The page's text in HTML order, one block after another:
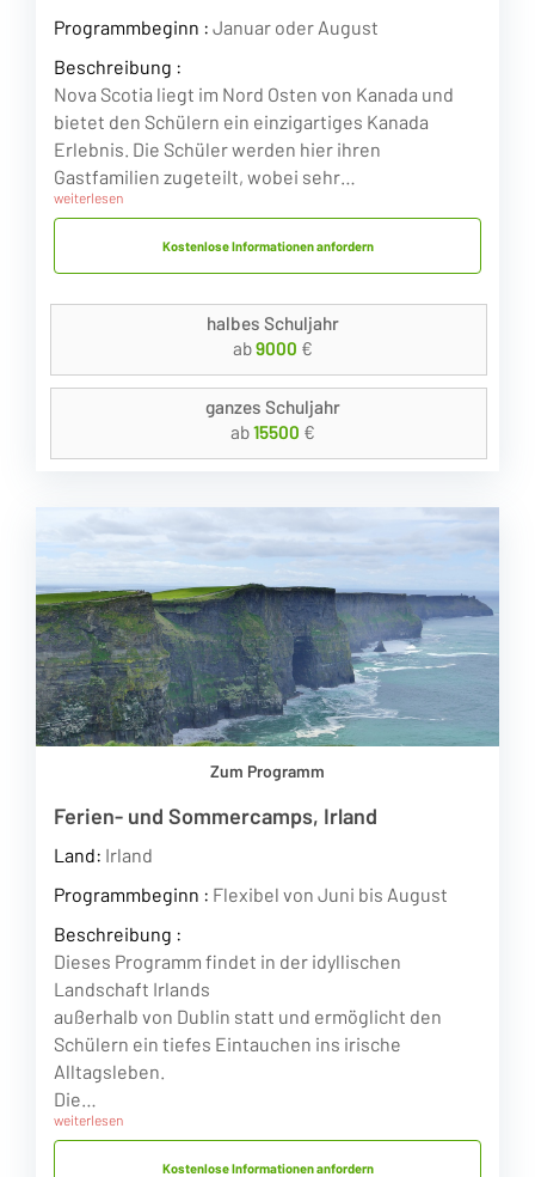
Programmbeginn : Januar oder August
Beschreibung :
Nova Scotia liegt im Nord Osten von Kanada und
bietet den Schülern ein einzigartiges Kanada
Erlebnis. Die Schüler werden hier ihren
Gastfamilien zugeteilt, wobei sehr…
weiterlesen
Kostenlose Informationen anfordern
halbes Schuljahr
ab9000 €
ganzes Schuljahr
ab15500 €
Zum Programm
Ferien- und Sommercamps, Irland
Land: Irland
Programmbeginn : Flexibel von Juni bis August
Beschreibung :
Dieses Programm findet in der idyllischen
Landschaft Irlands
außerhalb von Dublin statt und ermöglicht den
Schülern ein tiefes Eintauchen ins irische
Alltagsleben.
Die…
weiterlesen
Kostenlose Informationen anfordern